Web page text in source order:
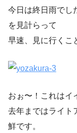
今日は終日雨でし
を見計らって
早速、見に行くこ
おぉ〜！これはイ
去年まではライト
鮮です。